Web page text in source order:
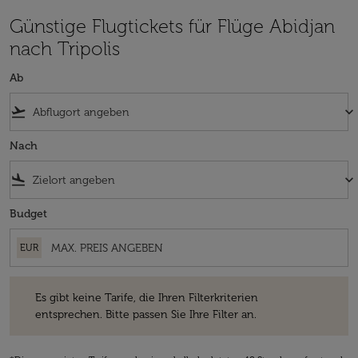
Günstige Flugtickets für Flüge Abidjan
nach Tripolis
Ab
flight_takeoff keyboard_arrow_down
Nach
flight_land keyboard_arrow_down
Budget
EUR
Es gibt keine Tarife, die Ihren Filterkriterien
entsprechen. Bitte passen Sie Ihre Filter an.